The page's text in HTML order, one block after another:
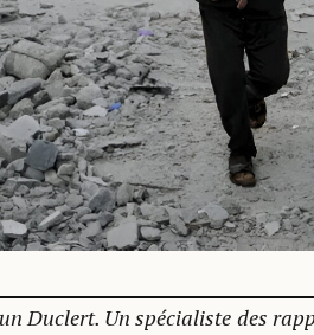
Duclert. Un spécialiste des